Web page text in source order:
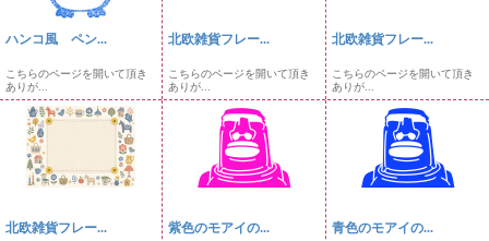
ハンコ風 ペン...
こちらのページを開いて頂き
ありが...
北欧雑貨フレー...
こちらのページを開いて頂き
ありが...
北欧雑貨フレー...
こちらのページを開いて頂き
ありが...
北欧雑貨フレー... 紫色のモアイの... 青色のモアイの...